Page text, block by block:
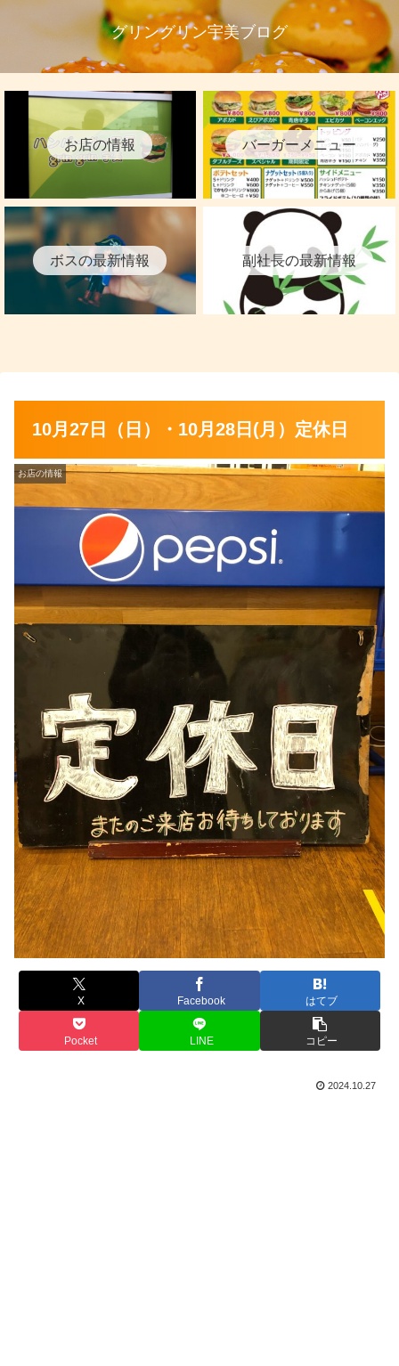
グリングリン宇美ブログ
お店の情報 バーガーメニュー
ボスの最新情報 副社長の最新情報
10月27日（日）・10月28日(月）定休日
お店の情報
X Facebook はてブ
Pocket LINE コピー
2024.10.27